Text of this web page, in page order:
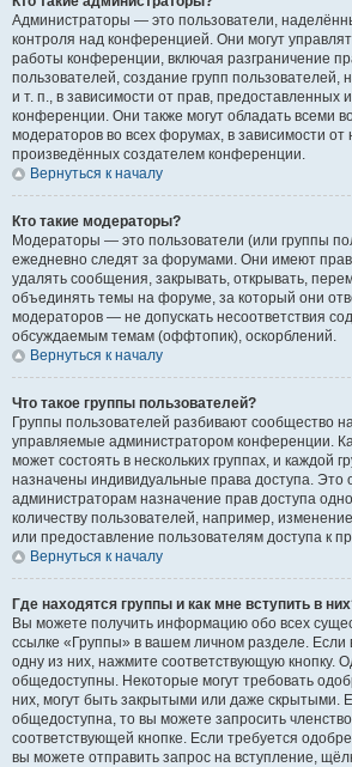
Администраторы — это пользователи,
контроля над конференцией. Они могут
работы конференции, включая разграничение
пользователей, создание групп пользователей,
и т. п., в зависимости от прав, предоставленных
конференции. Они также могут обладать всеми
модераторов во всех форумах, в зависимости от
произведённых создателем конференции.
Вернуться к началу
Кто такие модераторы?
Модераторы — это пользователи (или группы
ежедневно следят за форумами. Они имеют
удалять сообщения, закрывать, открывать,
объединять темы на форуме, за который они
модераторов — не допускать несоответствия
обсуждаемым темам (оффтопик), оскорблений.
Вернуться к началу
Что такое группы пользователей?
Группы пользователей разбивают сообщество
управляемые администратором конференции.
может состоять в нескольких группах, и каждой
назначены индивидуальные права доступа. Это
администраторам назначение прав доступа
количеству пользователей, например,
или предоставление пользователям доступа к
Вернуться к началу
Где находятся группы и как мне вступить в
Вы можете получить информацию обо всех
ссылке «Группы» в вашем личном разделе. Если
одну из них, нажмите соответствующую кнопку.
общедоступны. Некоторые могут требовать
них, могут быть закрытыми или даже скрытыми.
общедоступна, то вы можете запросить
соответствующей кнопке. Если требуется
вы можете отправить запрос на вступление,